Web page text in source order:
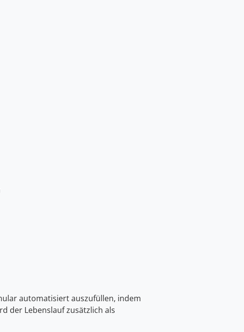
automatisiert auszufüllen, indem
der Lebenslauf zusätzlich als